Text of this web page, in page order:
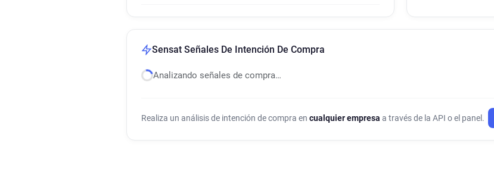
Sensat Señales De Intención De Compra
Analizando señales de compra…
Realiza un análisis de intención de compra en cualquier empresa a través de la API o el panel.